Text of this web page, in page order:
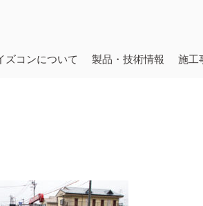
ズコンについて 製品・技術情報 施工